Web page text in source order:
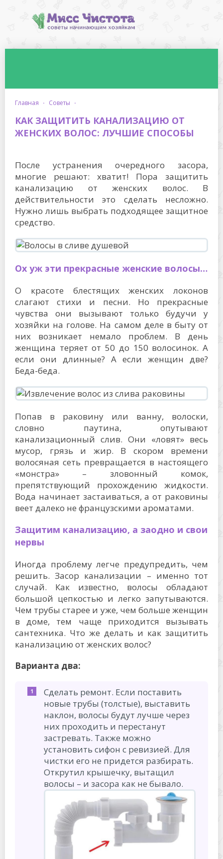
главная · советы ·
КАК ЗАЩИТИТЬ КАНАЛИЗАЦИЮ ОТ
ЖЕНСКИХ ВОЛОС: ЛУЧШИЕ СПОСОБЫ
После устранения очередного засора,
многие решают: хватит! Пора защитить
канализацию от женских волос. В
действительности это сделать несложно.
Нужно лишь выбрать подходящее защитное
средство.
Ох уж эти прекрасные женские волосы…
О красоте блестящих женских локонов
слагают стихи и песни. Но прекрасные
чувства они вызывают только будучи у
хозяйки на голове. На самом деле в быту от
них возникает немало проблем. В день
женщина теряет от 50 до 150 волосинок. А
если они длинные? А если женщин две?
Беда-беда.
Попав в раковину или ванну, волоски,
словно паутина, опутывают
канализационный слив. Они «ловят» весь
мусор, грязь и жир. В скором времени
волосяная сеть превращается в настоящего
«монстра» – зловонный комок,
препятствующий прохождению жидкости.
Вода начинает застаиваться, а от раковины
веет далеко не французскими ароматами.
Защитим канализацию, а заодно и свои
нервы
Иногда проблему легче предупредить, чем
решить. Засор канализации – именно тот
случай. Как известно, волосы обладают
большой цепкостью и легко запутываются.
Чем трубы старее и уже, чем больше женщин
в доме, тем чаще приходится вызывать
сантехника. Что же делать и как защитить
канализацию от женских волос?
Варианта два:
Сделать ремонт. Если поставить
новые трубы (толстые), выставить
наклон, волосы будут лучше через
них проходить и перестанут
застревать. Также можно
установить сифон с ревизией. Для
чистки его не придется разбирать.
Открутил крышечку, вытащил
волосы – и засора как не бывало.